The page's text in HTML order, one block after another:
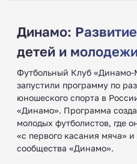
Динамо:
детей и молодежи
Футбольный Клуб
запустили программу по
юношеского спорта в
«Динамо». Программа
молодых футболистов, где
«с первого касания мяча» и
сообщества «Динамо».